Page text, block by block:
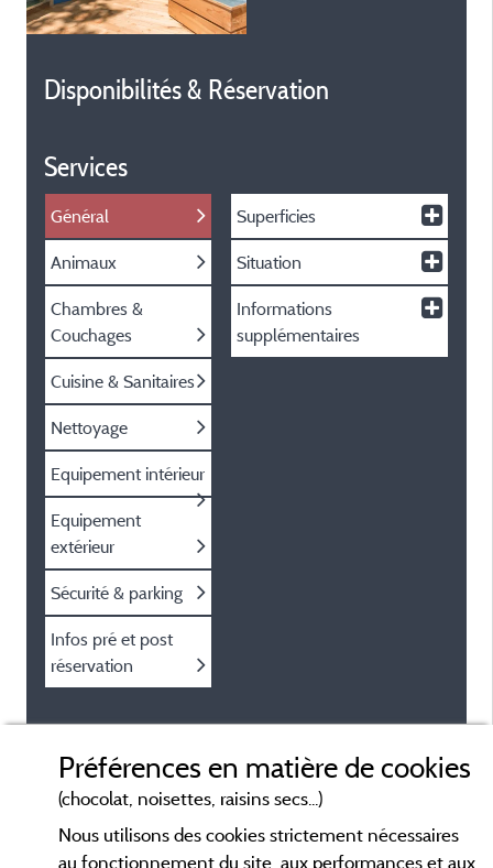
Disponibilités & Réservation
Services
Général
Animaux
Chambres &
Couchages
Cuisine & Sanitaires
Nettoyage
Equipement intérieur
Equipement
extérieur
Sécurité & parking
Infos pré et post
réservation
Superficies
Situation
Informations
supplémentaires
Préférences en matière de cookies
(chocolat, noisettes, raisins secs...)
Nous utilisons des cookies strictement nécessaires
au fonctionnement du site, aux performances et aux